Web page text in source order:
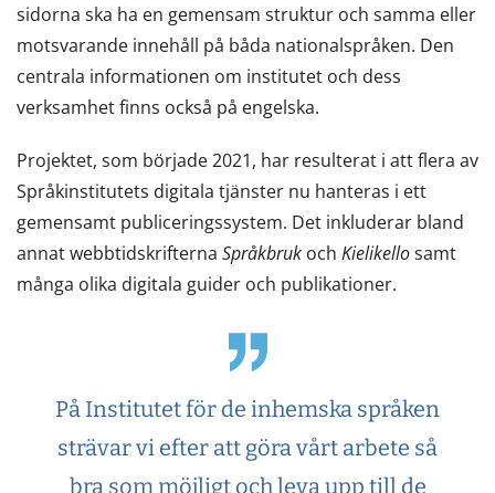
sidorna ska ha en gemensam struktur och samma eller
motsvarande innehåll på båda nationalspråken. Den
centrala informationen om institutet och dess
verksamhet finns också på engelska.
Projektet, som började 2021, har resulterat i att flera av
Språkinstitutets digitala tjänster nu hanteras i ett
gemensamt publiceringssystem. Det inkluderar bland
annat webbtidskrifterna Språkbruk och Kielikellosamt
många olika digitala guider och publikationer.
På Institutet för de inhemska språken
strävar vi efter att göra vårt arbete så
bra som möjligt och leva upp till de